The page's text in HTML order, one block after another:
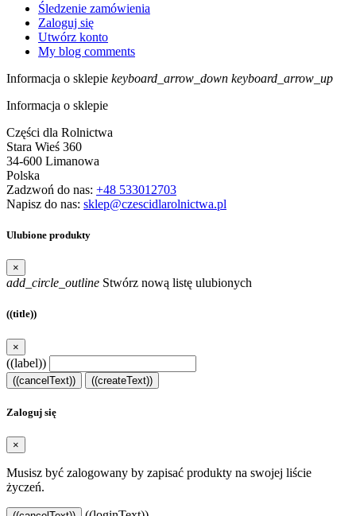
Śledzenie zamówienia
Zaloguj się
Utwórz konto
My blog comments
Informacja o sklepie keyboard_arrow_down keyboard_arrow_up
Informacja o sklepie
Części dla Rolnictwa
Stara Wieś 360
34-600 Limanowa
Polska
Zadzwoń do nas: +48 533012703
Napisz do nas: sklep@czescidlarolnictwa.pl
Ulubione produkty
×
add_circle_outline Stwórz nową listę ulubionych
((title))
×
((label))
((cancelText)) ((createText))
Zaloguj się
×
Musisz być zalogowany by zapisać produkty na swojej liście
życzeń.